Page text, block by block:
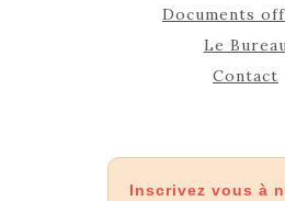
Documents
Le
Contact
Inscrivez vous à